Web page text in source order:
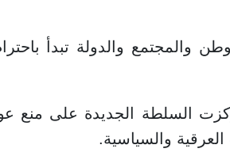
والمجتمع والدولة تبدأ
السلطة الجديدة على منع
والسياسية.